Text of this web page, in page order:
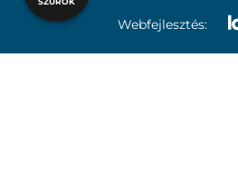
Webfejlesztés: